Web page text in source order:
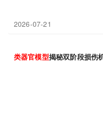
2026-07-21
类器官模型揭秘双阶段损伤